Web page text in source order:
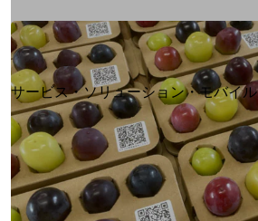
別ウィンドウで開きます
サービス・ソリューション・モバイル
サービス・ソリューションTOP
DXに関する課題を解決する
サービス・ソリューションをご紹介
カテゴリーで探す
カテゴリーで探すTOP